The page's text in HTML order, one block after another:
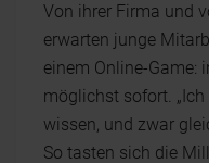
Von ihrer Firma und
erwarten junge
einem Online-Game:
möglichst sofort.
wissen, und zwar
So tasten sich die